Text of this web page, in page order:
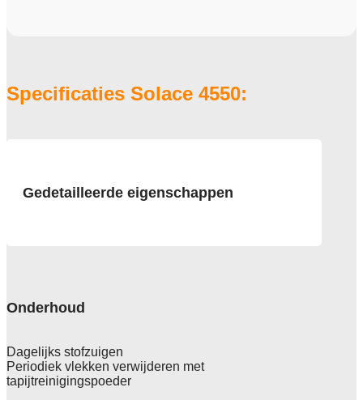
Specificaties Solace 4550:
Gedetailleerde eigenschappen
100% PA6, garen geverfd
675 g/m2
Poolhoogte
3,2 mm
Onderhoud
Dagelijks stofzuigen
Periodiek vlekken verwijderen met
tapijtreinigingspoeder